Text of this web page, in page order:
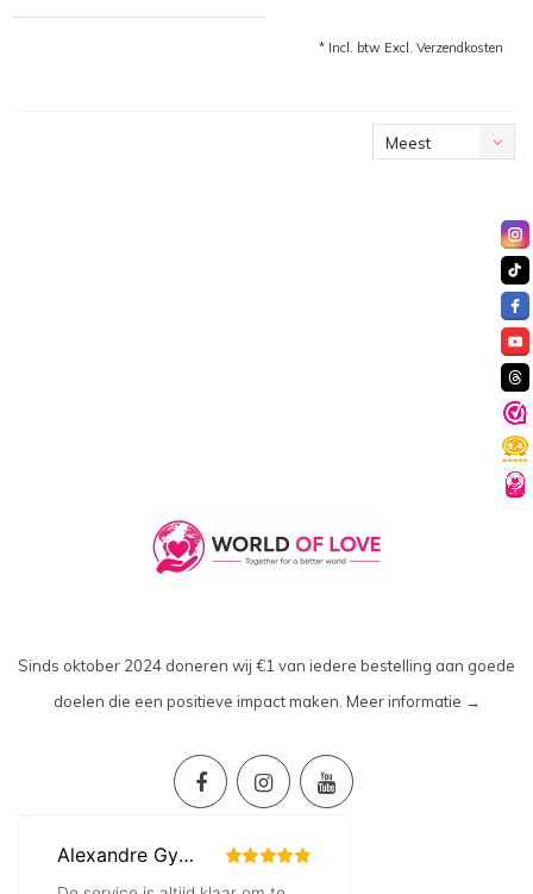
* Incl. btw Excl. Verzendkosten
Meest
Sinds oktober 2024 doneren wij €1 van iedere bestelling aan goede
doelen die een positieve impact maken. Meer informatie →